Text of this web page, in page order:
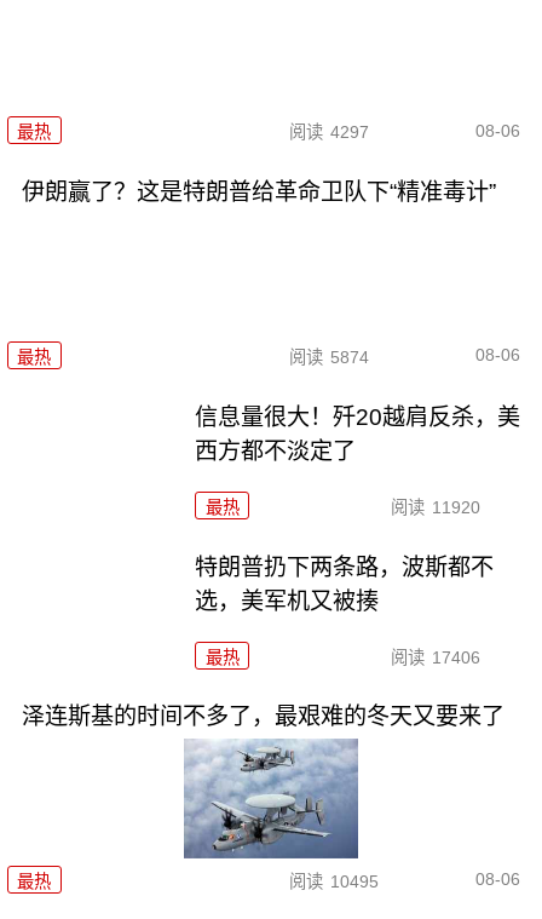
最热 阅读 4297 08-06
伊朗赢了？这是特朗普给革命卫队下“精准毒计”
最热 阅读 5874 08-06
信息量很大！歼20越肩反杀，美
西方都不淡定了
最热 阅读 11920
特朗普扔下两条路，波斯都不
选，美军机又被揍
最热 阅读 17406
泽连斯基的时间不多了，最艰难的冬天又要来了
最热 阅读 10495 08-06